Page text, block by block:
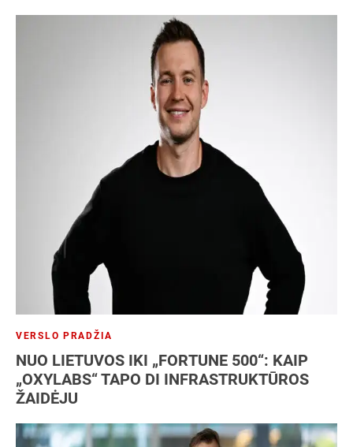
VERSLO PRADŽIA
NUO LIETUVOS IKI „FORTUNE 500“: KAIP
„OXYLABS“ TAPO DI INFRASTRUKTŪROS
ŽAIDĖJU